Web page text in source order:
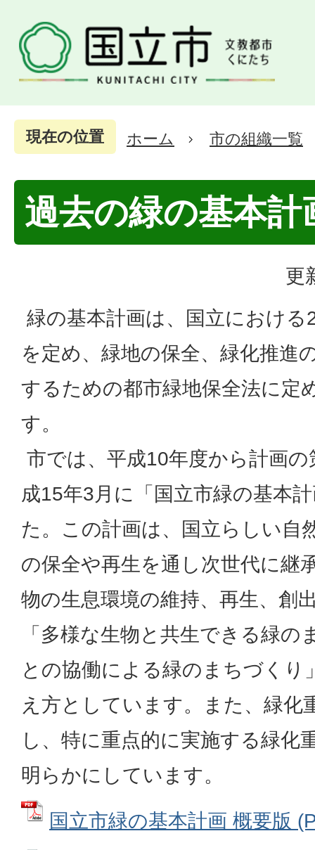
現在の位置 ホーム 市の組織一覧
過去の緑の基本計
更
緑の基本計画は、国立における
を定め、緑地の保全、緑化推進
するための都市緑地保全法に定
す。
市では、平成10年度から計画
成15年3月に「国立市緑の基本
た。この計画は、国立らしい自
の保全や再生を通し次世代に継
物の生息環境の維持、再生、創
「多様な生物と共生できる緑の
との協働による緑のまちづくり
え方としています。また、緑化
し、特に重点的に実施する緑化
明らかにしています。
国立市緑の基本計画 概要版